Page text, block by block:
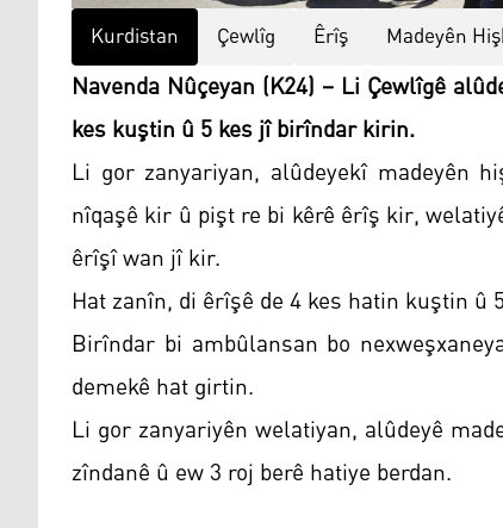
Kurdistan Çewlîg Êrîş Madeyên
Navenda Nûçeyan (K24) – Li Çewlîgê
kes kuştin û 5 kes jî birîndar kirin.
Li gor zanyariyan, alûdeyekî madeyên
nîqaşê kir û pişt re bi kêrê êrîş kir,
êrîşî wan jî kir.
Hat zanîn, di êrîşê de 4 kes hatin kuştin û
Birîndar bi ambûlansan bo
demekê hat girtin.
Li gor zanyariyên welatiyan, alûdeyê
zîndanê û ew 3 roj berê hatiye berdan.